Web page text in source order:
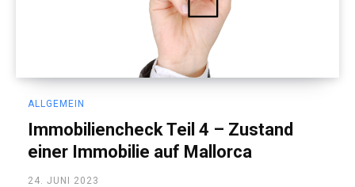
ALLGEMEIN
Immobiliencheck Teil 4 – Zustand
einer Immobilie auf Mallorca
24. JUNI 2023